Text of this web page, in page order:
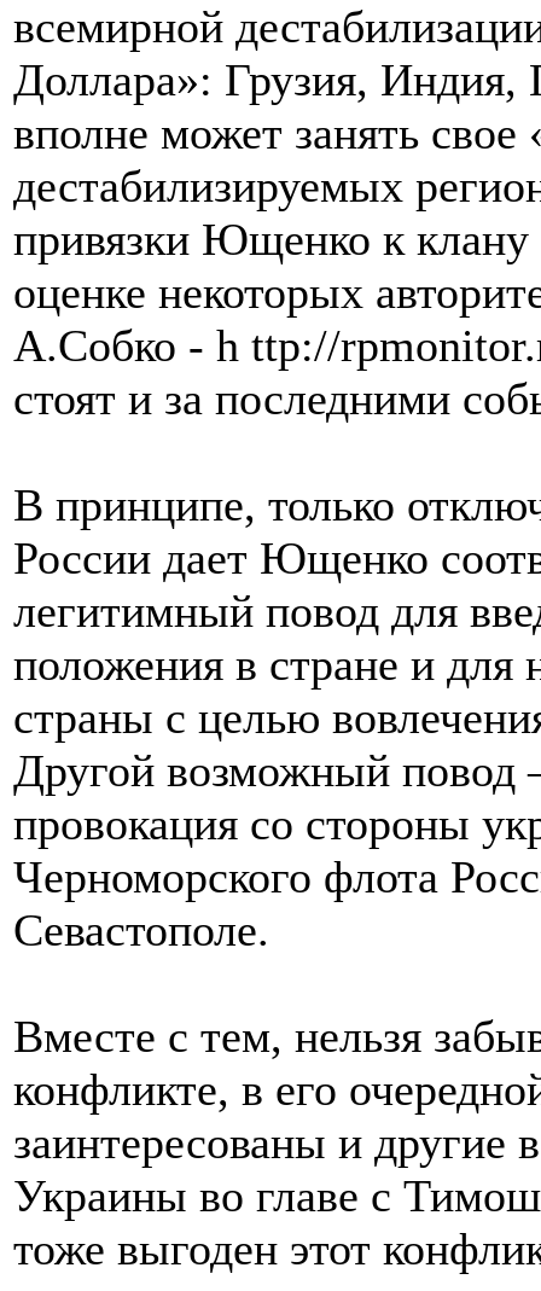
всемирной
Доллара»: Грузия,
вполне может занять свое
дестабилизируемых
привязки Ющенко к клану
оценке некоторых
А.Собко - h ttp://
стоят и за последними
В принципе, только
России дает Ющенко
легитимный повод для
положения в стране и для
страны с целью
Другой возможный повод
провокация со стороны
Черноморского флота
Севастополе.
Вместе с тем, нельзя
конфликте, в его
заинтересованы и другие
Украины во главе с
тоже выгоден этот